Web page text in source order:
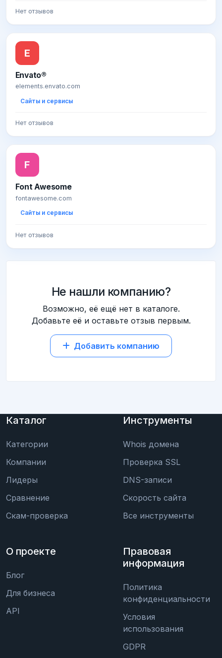
Нет отзывов
E
Envato®
elements.envato.com
Сайты и сервисы
Нет отзывов
F
Font Awesome
fontawesome.com
Сайты и сервисы
Нет отзывов
Не нашли компанию?
Возможно, её ещё нет в каталоге.
Добавьте её и оставьте отзыв первым.
Добавить компанию
Каталог
Категории
Компании
Лидеры
Сравнение
Скам-проверка
Инструменты
Whois домена
Проверка SSL
DNS-записи
Скорость сайта
Все инструменты
О проекте
Блог
Для бизнеса
API
Правовая
информация
Политика
конфиденциальности
Условия
использования
GDPR